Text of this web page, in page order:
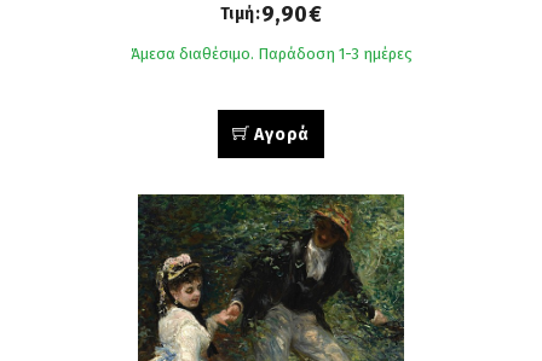
Τιμή:9,90€
Άμεσα διαθέσιμο. Παράδοση 1-3 ημέρες
Αγορά